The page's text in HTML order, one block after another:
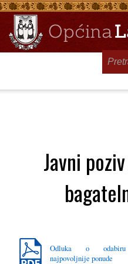
Javni
Odluka o odabiru
najpovoljnije ponude